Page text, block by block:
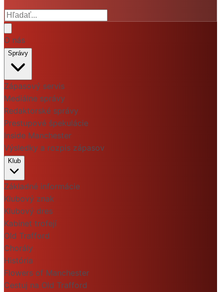
O nás
Správy
Zápasový servis
Mediálne správy
Redaktorské správy
Prestupové špekulácie
Inside Manchester
Výsledky a rozpis zápasov
Klub
Základné informácie
Klubový znak
Klubový dres
Kabinet trofejí
Old Trafford
Chorály
História
Flowers of Manchester
Cestuj na Old Trafford